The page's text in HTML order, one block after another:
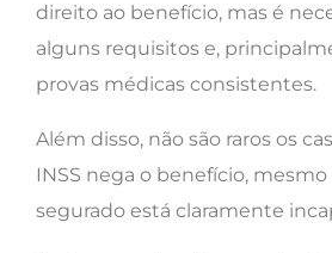
direito ao benefício, mas é
alguns requisitos e,
provas médicas consistentes.
Além disso, não são raros os
INSS nega o benefício,
segurado está claramente